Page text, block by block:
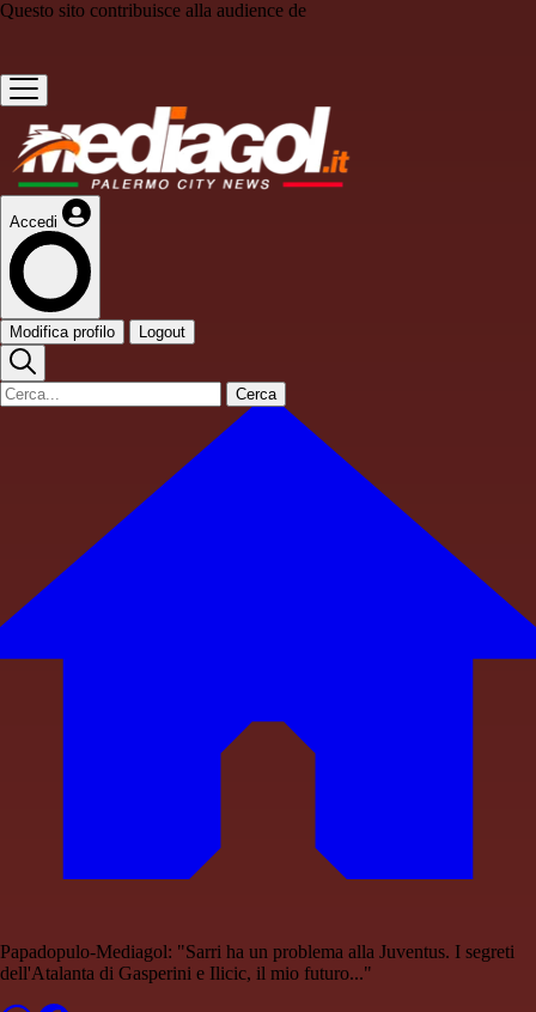
Questo sito contribuisce alla audience de
Accedi
Modifica profilo Logout
Cerca
Papadopulo-Mediagol: "Sarri ha un problema alla Juventus. I segreti
dell'Atalanta di Gasperini e Ilicic, il mio futuro..."